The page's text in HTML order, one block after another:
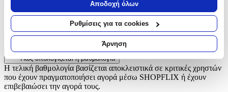
σας τοποθεσία, οι οποίες μπορεί να είναι ακριβείς σε
απόσταση μερικών μέτρων
Να αναγνωρίσουμε τη συσκευή σας σαρώνοντας ενεργά
για συγκεκριμένα χαρακτηριστικά (δακτυλικό αποτύπωμα)
Μάθετε περισσότερα σχετικά με τον τρόπο επεξεργασίας των
προσωπικών σας δεδομένων και καθορίστε τις προτιμήσεις σας
στηνενότητα “Λεπτομέρειες”. Μπορείτε να αλλάξετε ή να
ανακαλέσετε τη συγκατάθεσή σας ανά πάσα στιγμή από τη
Αποδοχή όλων
Ρυθμίσεις για τα cookies
Άρνηση
Αξιολογήσεις
Προς το παρόν δεν υπάρχουν άλλες αξιολογήσεις. Όταν
προστεθούν, θα εμφανιστούν εδώ.
Πώς υπολογίζεται η βαθμολογία
Η τελική βαθμολογία βασίζεται αποκλειστικά σε κριτικές χρηστών
που έχουν πραγματοποιήσει αγορά μέσω SHOPFLIX ή έχουν
επιβεβαιώσει την αγορά τους.